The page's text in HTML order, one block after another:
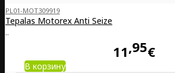
PL01-MOT309919
Tepalas Motorex Anti Seize
..
11 95€
В корзину